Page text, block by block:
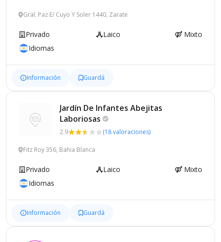
Gral. Paz E/ Cuyo Y Soler 1440, Zarate
Privado Laico
Mixto
Idiomas
Información Guardá
Jardín De Infantes Abejitas
Laboriosas
2.9 (18 valoraciones)
Fitz Roy 356, Bahia Blanca
Privado Laico
Mixto
Idiomas
Información Guardá